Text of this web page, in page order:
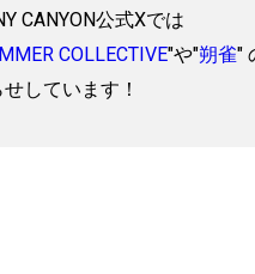
CANYON公式Xでは
COLLECTIVE"や"朔雀"
しています！